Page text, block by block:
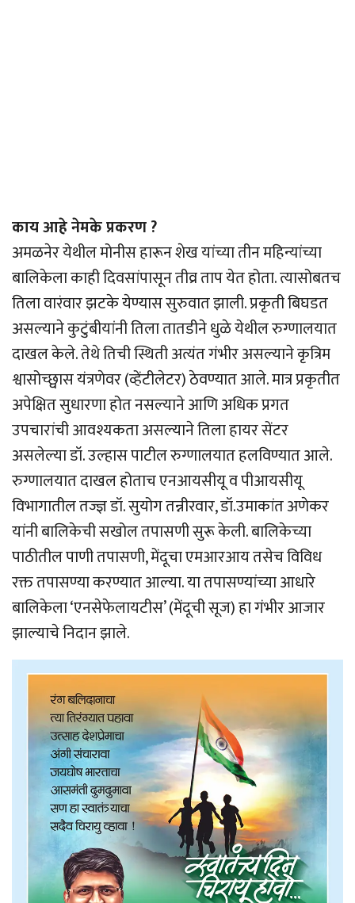
काय आहे नेमके प्रकरण ?
अमळनेर येथील मोनीस हारून शेख यांच्या तीन महिन्यांच्या
बालिकेला काही दिवसांपासून तीव्र ताप येत होता. त्यासोबतच
तिला वारंवार झटके येण्यास सुरुवात झाली. प्रकृती बिघडत
असल्याने कुटुंबीयांनी तिला तातडीने धुळे येथील रुग्णालयात
दाखल केले. तेथे तिची स्थिती अत्यंत गंभीर असल्याने कृत्रिम
श्वासोच्छ्वास यंत्रणेवर (व्हेंटीलेटर) ठेवण्यात आले. मात्र प्रकृतीत
अपेक्षित सुधारणा होत नसल्याने आणि अधिक प्रगत
उपचारांची आवश्यकता असल्याने तिला हायर सेंटर
असलेल्या डॉ. उल्हास पाटील रुग्णालयात हलविण्यात आले.
रुग्णालयात दाखल होताच एनआयसीयू व पीआयसीयू
विभागातील तज्ज्ञ डॉ. सुयोग तन्नीरवार, डॉ.उमाकांत अणेकर
यांनी बालिकेची सखोल तपासणी सुरू केली. बालिकेच्या
पाठीतील पाणी तपासणी, मेंदूचा एमआरआय तसेच विविध
रक्त तपासण्या करण्यात आल्या. या तपासण्यांच्या आधारे
बालिकेला ‘एनसेफेलायटीस’ (मेंदूची सूज) हा गंभीर आजार
झाल्याचे निदान झाले.